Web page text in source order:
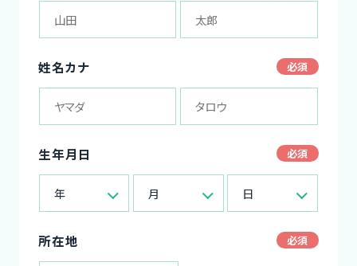
姓名カナ
生年月日
年 月 日
所在地